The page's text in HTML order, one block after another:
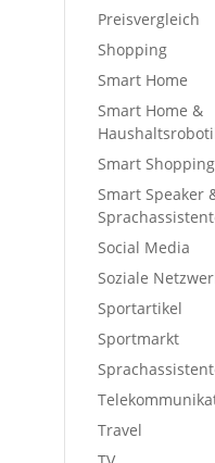
Preisvergleich
Shopping
Smart Home
Smart Home &
Smart Shopping
Smart Speaker
Social Media
Soziale
Sportartikel
Sportmarkt
Travel